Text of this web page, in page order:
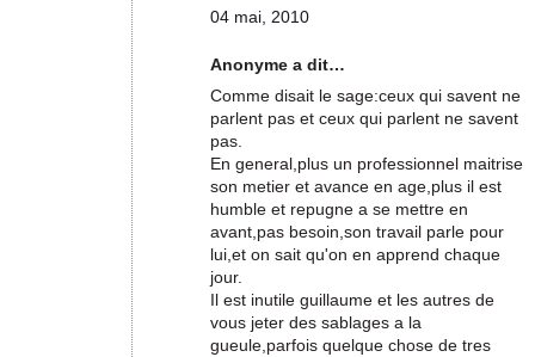
04 mai, 2010
Anonyme a dit…
Comme disait le sage:ceux qui savent ne
parlent pas et ceux qui parlent ne savent
pas.
En general,plus un professionnel maitrise
son metier et avance en age,plus il est
humble et repugne a se mettre en
avant,pas besoin,son travail parle pour
lui,et on sait qu'on en apprend chaque
jour.
Il est inutile guillaume et les autres de
vous jeter des sablages a la
gueule,parfois quelque chose de tres